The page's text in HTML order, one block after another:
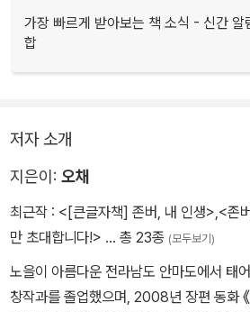
가장 빠르게 받아보는 책 소식 - 신간 알
합
저자 소개
지은이: 오채
최근작 : <[큰글자책] 존버, 내 인생>,<존
만 초대합니다!> … 총 23종 (모두보기)
노을이 아름다운 전라남도 안마도에서 태
창작과를 졸업했으며, 2008년 장편 동화